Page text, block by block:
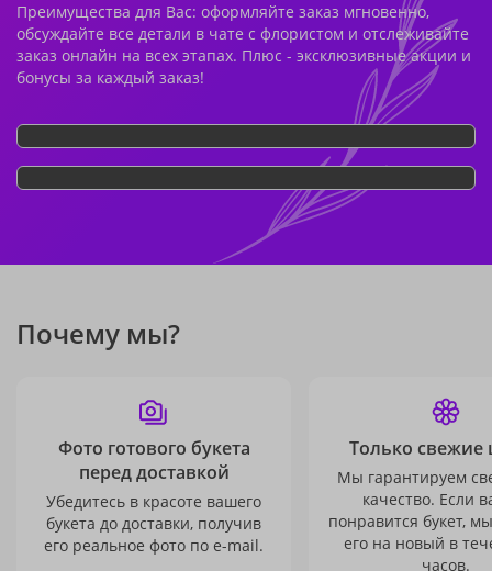
Преимущества для Вас: оформляйте заказ мгновенно,
обсуждайте все детали в чате с флористом и отслеживайте
заказ онлайн на всех этапах. Плюс - эксклюзивные акции и
бонусы за каждый заказ!
Почему мы?
Фото готового букета
перед доставкой
Убедитесь в красоте вашего
букета до доставки, получив
его реальное фото по e-mail.
Только свежие
Мы гарантируем
качество. Если
понравится букет,
его на новый в
часов.